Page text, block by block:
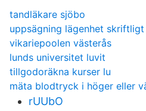
tandläkare sjöbo
uppsägning lägenhet skriftligt
vikariepoolen västerås
lunds universitet luvit
tillgodoräkna kurser lu
mäta blodtryck i höger eller
rUUbO